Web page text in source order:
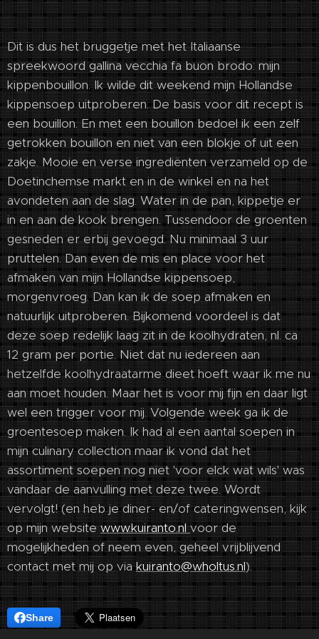
Dit is dus het bruggetje met het Italiaanse
spreekwoord gallina vecchia fa buon brodo: mijn
kippenbouillon. Ik wilde dit weekend mijn Hollandse
kippensoep uitproberen. De basis voor dit recept is
een bouillon. En met een bouillon bedoel ik een zelf
getrokken bouillon en niet van een blokje of uit een
zakje. Mooie en verse ingrediënten verzameld op de
Doetinchemse markt en in de winkel en na het
avondeten aan de slag. Water in de pan, kippetje er
in en aan de kook brengen. Tussendoor de groenten
gesneden er erbij gevoegd. Nu minimaal 3 uur
pruttelen. Dan even de mis en place voor het
afmaken van mijn Hollandse kippensoep,
morgenvroeg. Dan kan ik de soep afmaken en
natuurlijk uitproberen. Bijkomend voordeel is dat
deze soep redelijk laag zit in de koolhydraten, nl. ca
12 gram per portie. Niet dat nu iedereen aan
hetzelfde koolhydraatarme dieet hoeft waar ik me nu
aan moet houden. Maar het is voor mij fijn en daar ligt
wel een trigger voor mij. Volgende week ga ik de
groentesoep maken. Ik had al een aantal soepen in
mijn culinary collection maar ik vond dat het
assortiment soepen nog niet 'voor elck wat wils' was
vandaar de aanvulling met deze twee. Wordt
vervolgt! (en heb je diner- en/of cateringwensen, kijk
op mijn websitewww.kuiranto.nlvoor de
mogelijkheden of neem even, geheel vrijblijvend
contact met mij op viakuiranto@wholtus.nl).
Share